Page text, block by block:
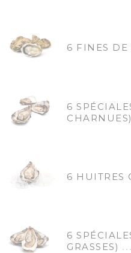
6 FINES DE
6
CHARNUES)
6 HUITRES
6
GRASSES)